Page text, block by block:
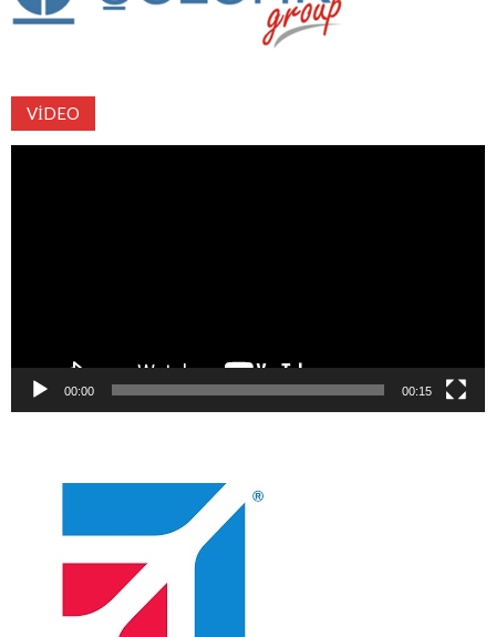
VIDEO
00:00 00:15